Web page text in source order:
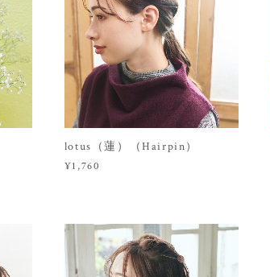
lotus（蓮）（Hairpin）
¥1,760